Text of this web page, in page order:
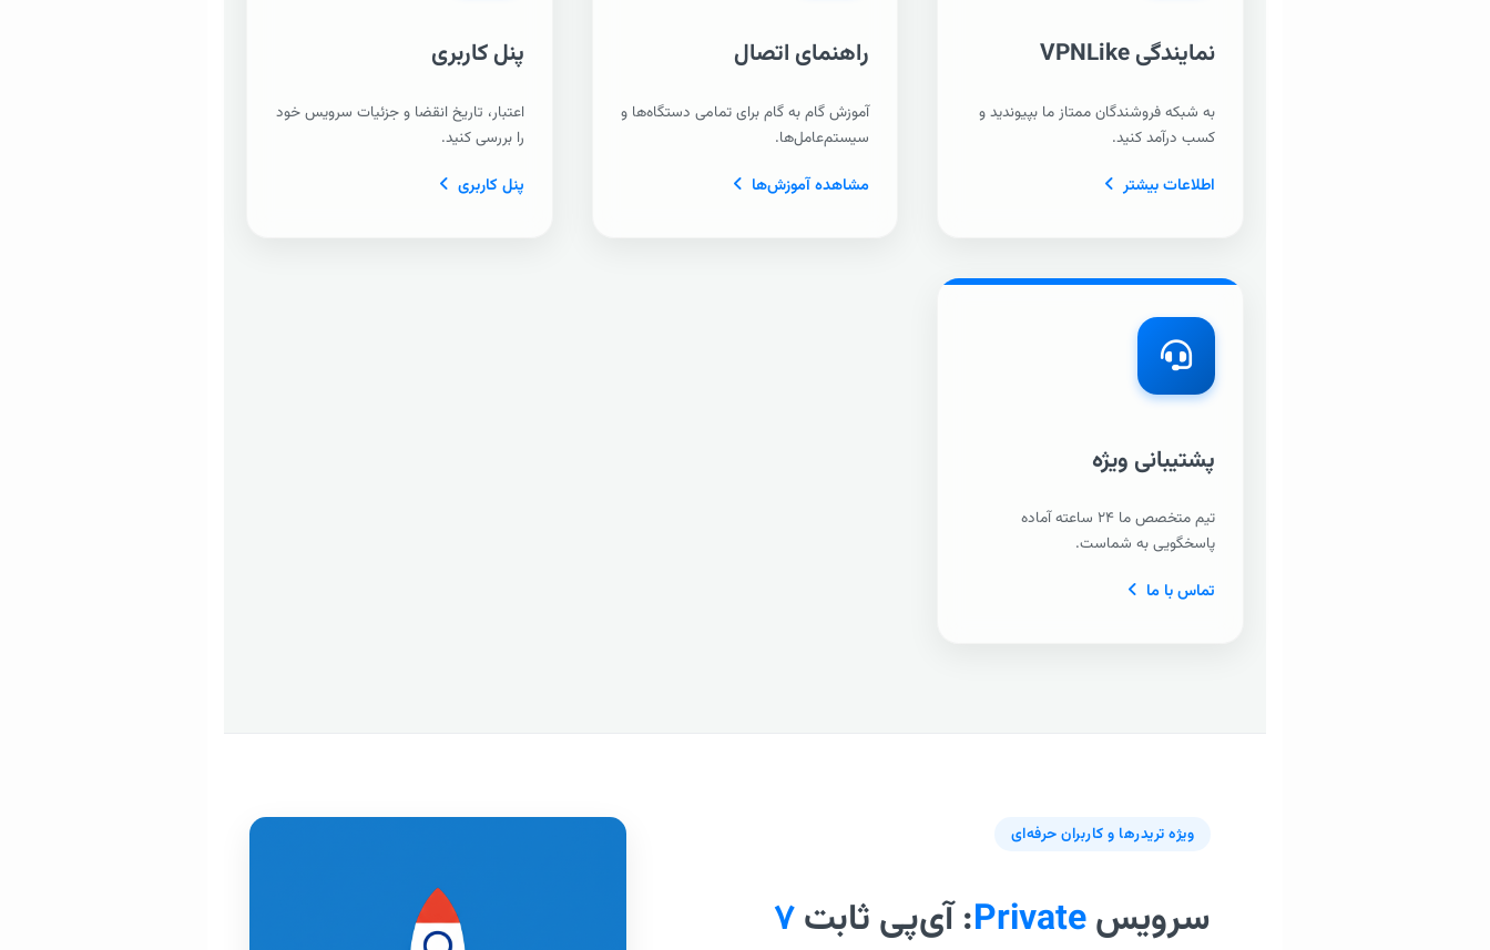
نمایندگی VPNLike
به شبکه فروشندگان ممتاز ما بپیوندید و
کسب درآمد کنید.
اطلاعات بیشتر
راهنمای اتصال
آموزش گام به گام برای تمامی دستگاه‌ها و
سیستم‌عامل‌ها.
مشاهده آموزش‌ها
پنل کاربری
اعتبار، تاریخ انقضا و جزئیات سرویس خود
را بررسی کنید.
پنل کاربری
پشتیبانی ویژه
تیم متخصص ما ۲۴ ساعته آماده
پاسخگویی به شماست.
تماس با ما
ویژه تریدرها و کاربران حرفه‌ای
سرویسPrivate: آی‌پی ثابت۷